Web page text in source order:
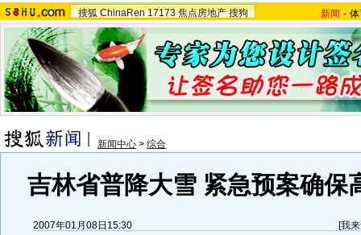
搜狐 ChinaRen 17173 焦点房地产 搜狗 新闻 -
新闻中心 > 综合
吉林省普降大雪 紧急预案确保
2007年01月08日15:30 [我